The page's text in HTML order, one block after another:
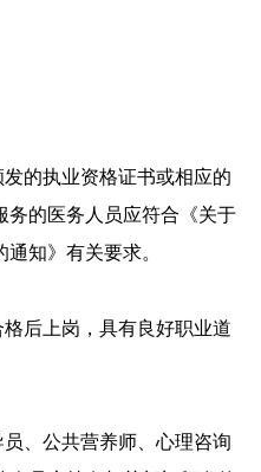
的执业资格证书或相应的
务的医务人员应符合《关于
知》有关要求。
后上岗，具有良好职业道
、公共营养师、心理咨询